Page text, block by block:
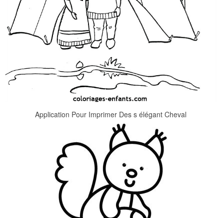
Application Pour Imprimer Des s élégant Cheval